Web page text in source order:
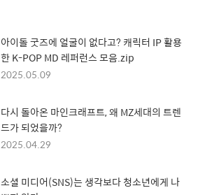
아이돌 굿즈에 얼굴이 없다고? 캐릭터 IP 활용
한 K-POP MD 레퍼런스 모음.zip
2025.05.09
다시 돌아온 마인크래프트, 왜 MZ세대의 트렌
드가 되었을까?
2025.04.29
소셜 미디어(SNS)는 생각보다 청소년에게 나